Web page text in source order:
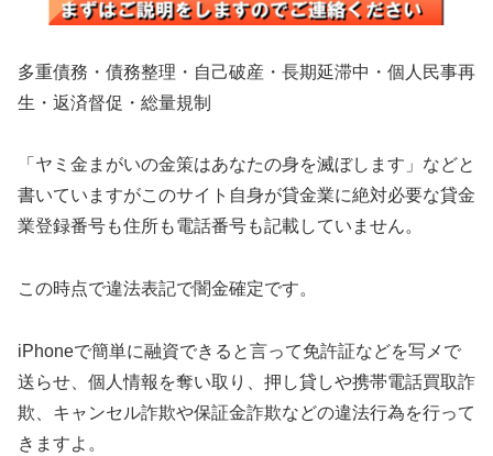
多重債務・債務整理・自己破産・長期延滞中・個人民事再
生・返済督促・総量規制
「ヤミ金まがいの金策はあなたの身を滅ぼします」などと
書いていますがこのサイト自身が貸金業に絶対必要な貸金
業登録番号も住所も電話番号も記載していません。
この時点で違法表記で闇金確定です。
iPhoneで簡単に融資できると言って免許証などを写メで
送らせ、個人情報を奪い取り、押し貸しや携帯電話買取詐
欺、キャンセル詐欺や保証金詐欺などの違法行為を行って
きますよ。